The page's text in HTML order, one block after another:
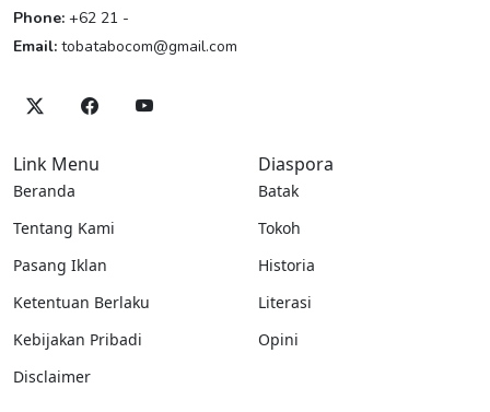
Phone: +62 21 -
Email: tobatabocom@gmail.com
Link Menu
Beranda
Tentang Kami
Pasang Iklan
Ketentuan Berlaku
Kebijakan Pribadi
Disclaimer
Diaspora
Batak
Tokoh
Historia
Literasi
Opini